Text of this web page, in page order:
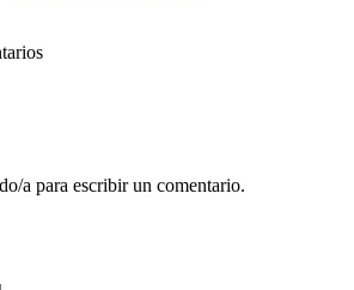
a para escribir un comentario.